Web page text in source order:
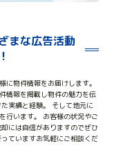
まな広告活動
に物件情報をお届けします。
情報を掲載し物件の魅力を伝
実績と経験。
そして地元に
行います。
お客様の状況やご
には自信がありますのでぜひ
ていますお気軽にご相談くだ